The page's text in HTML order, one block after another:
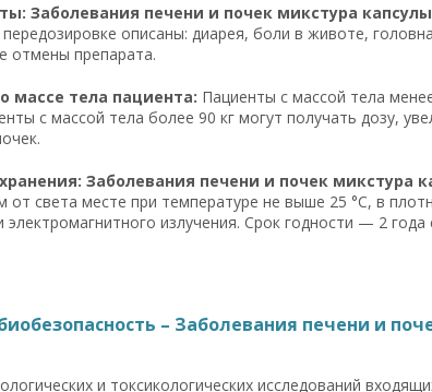
Заболевания печени и почек микстура
передозировке описаны: диарея, боли в животе,
отмены препарата.
массе тела пациента: Пациенты с массой тела
с массой тела более 90 кг могут получать дозу,
Заболевания печени и почек микстура
света месте при температуре не выше 25 °C, в
электромагнитного излучения. Срок годности — 2
– Заболевания печени и
и токсикологических исследований